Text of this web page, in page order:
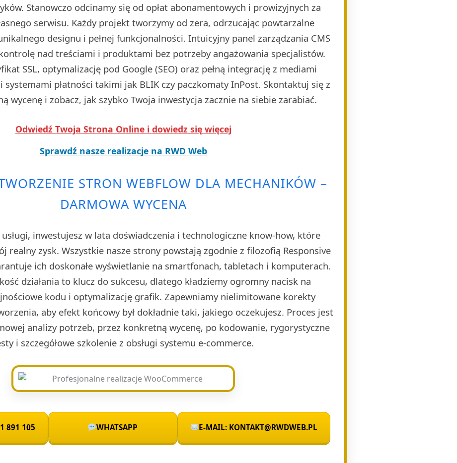
Stanowczo odcinamy się od opłat abonamentowych i prowizyjnych za
serwisu. Każdy projekt tworzymy od zera, odrzucając powtarzalne
designu i pełnej funkcjonalności. Intuicyjny panel zarządzania CMS
nad treściami i produktami bez potrzeby angażowania specjalistów.
SSL, optymalizację pod Google (SEO) oraz pełną integrację z mediami
systemami płatności takimi jak BLIK czy paczkomaty InPost. Skontaktuj się z
wycenę i zobacz, jak szybko Twoja inwestycja zacznie na siebie zarabiać.
Odwiedź Twoja Strona Online i dowiedz się więcej
Sprawdź nasze realizacje na RWD Web
STRON WEBFLOW DLA MECHANIKÓW –
DARMOWA WYCENA
inwestujesz w lata doświadczenia i technologiczne know-how, które
realny zysk. Wszystkie nasze strony powstają zgodnie z filozofią Responsive
ich doskonałe wyświetlanie na smartfonach, tabletach i komputerach.
działania to klucz do sukcesu, dlatego kładziemy ogromny nacisk na
kodu i optymalizację grafik. Zapewniamy nielimitowane korekty
aby efekt końcowy był dokładnie taki, jakiego oczekujesz. Proces jest
analizy potrzeb, przez konkretną wycenę, po kodowanie, rygorystyczne
i szczegółowe szkolenie z obsługi systemu e-commerce.
891 105 WHATSAPP E-MAIL: KONTAKT@RWDWEB.PL